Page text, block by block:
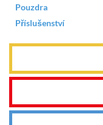
Pouzdra
Příslušenství